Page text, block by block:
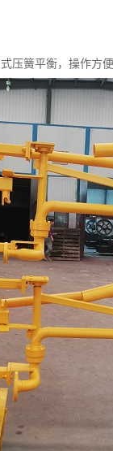
压簧平衡，操作方便